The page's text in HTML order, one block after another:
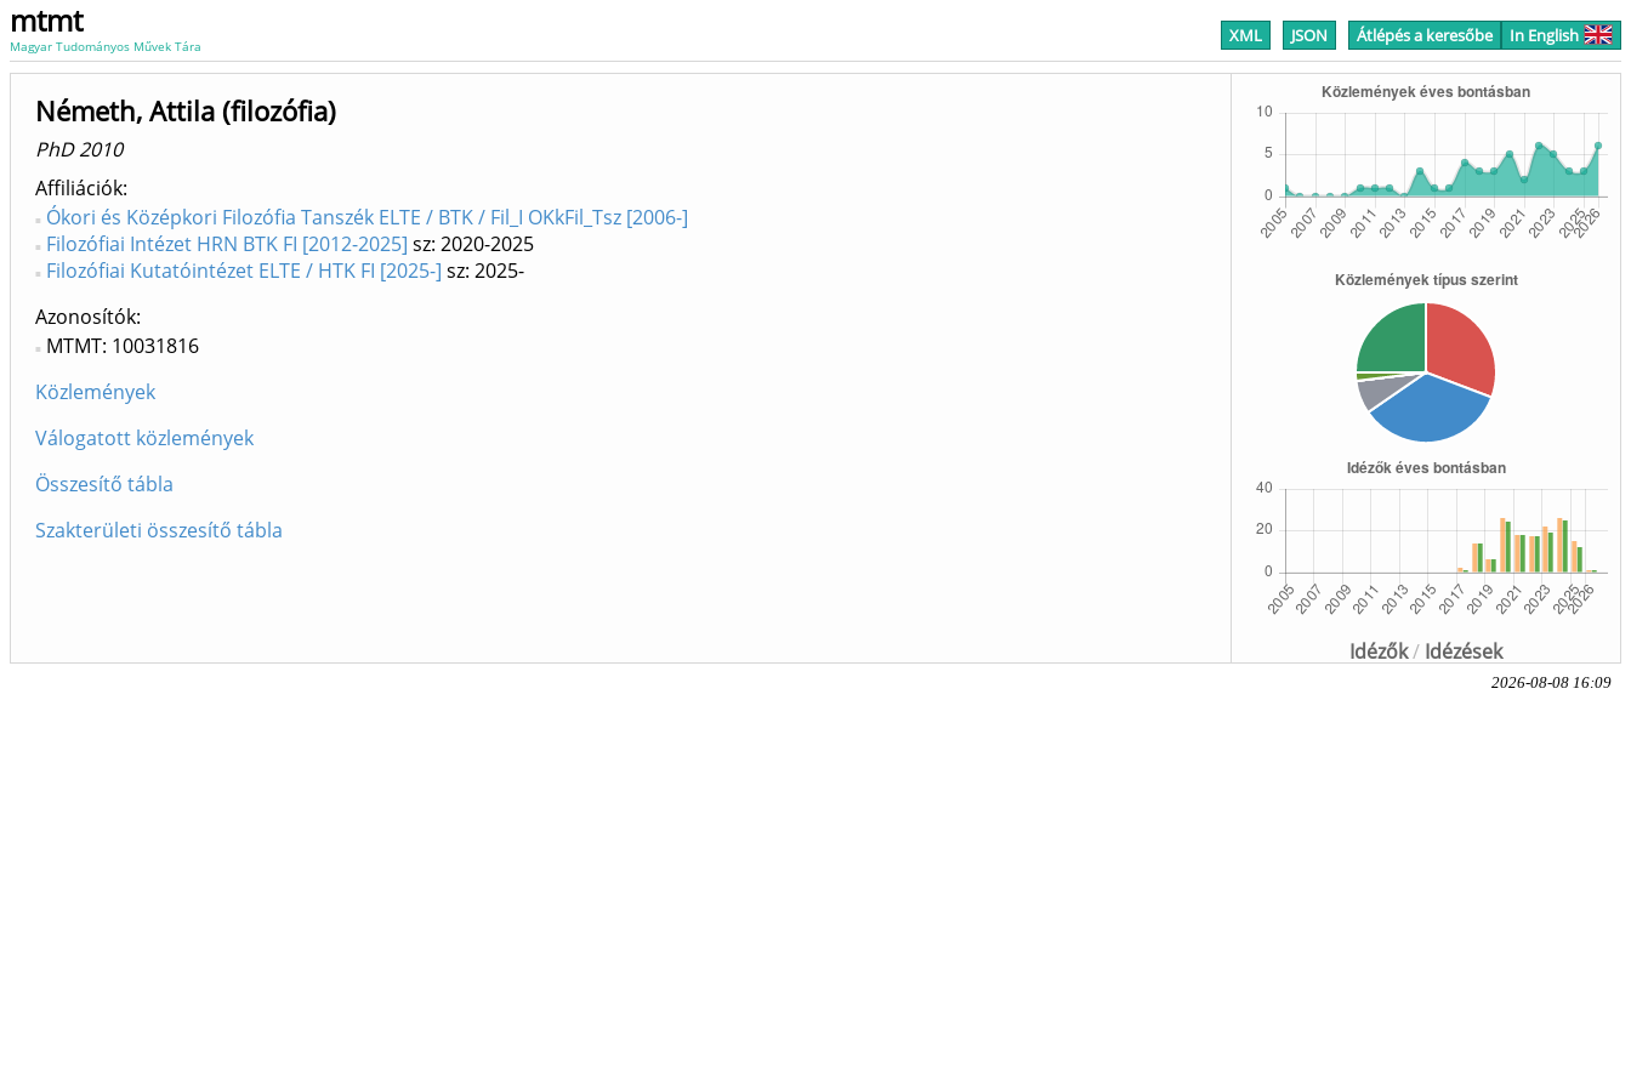
mtmt
Magyar Tudományos Művek Tára XML JSON Átlépés a keresőbe In English
Idézők/ Idézések
Németh, Attila (filozófia)
PhD 2010
Affiliációk
Ókori és Középkori Filozófia Tanszék ELTE / BTK / Fil_I OKkFil_Tsz [2006-]
Filozófiai Intézet HRN BTK FI [2012-2025] sz: 2020-2025
Filozófiai Kutatóintézet ELTE / HTK FI [2025-] sz: 2025-
Azonosítók
MTMT: 10031816
Közlemények
Válogatott közlemények
Összesítő tábla
Szakterületi összesítő tábla
2026-08-08 16:09